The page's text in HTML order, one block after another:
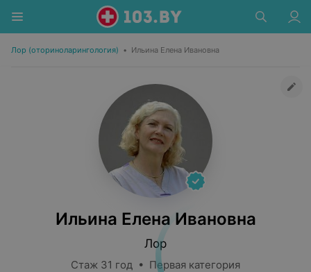
Лор (оториноларингология) • Ильина Елена Ивановна
Ильина Елена Ивановна
Лор
Стаж 31 год • Первая категория